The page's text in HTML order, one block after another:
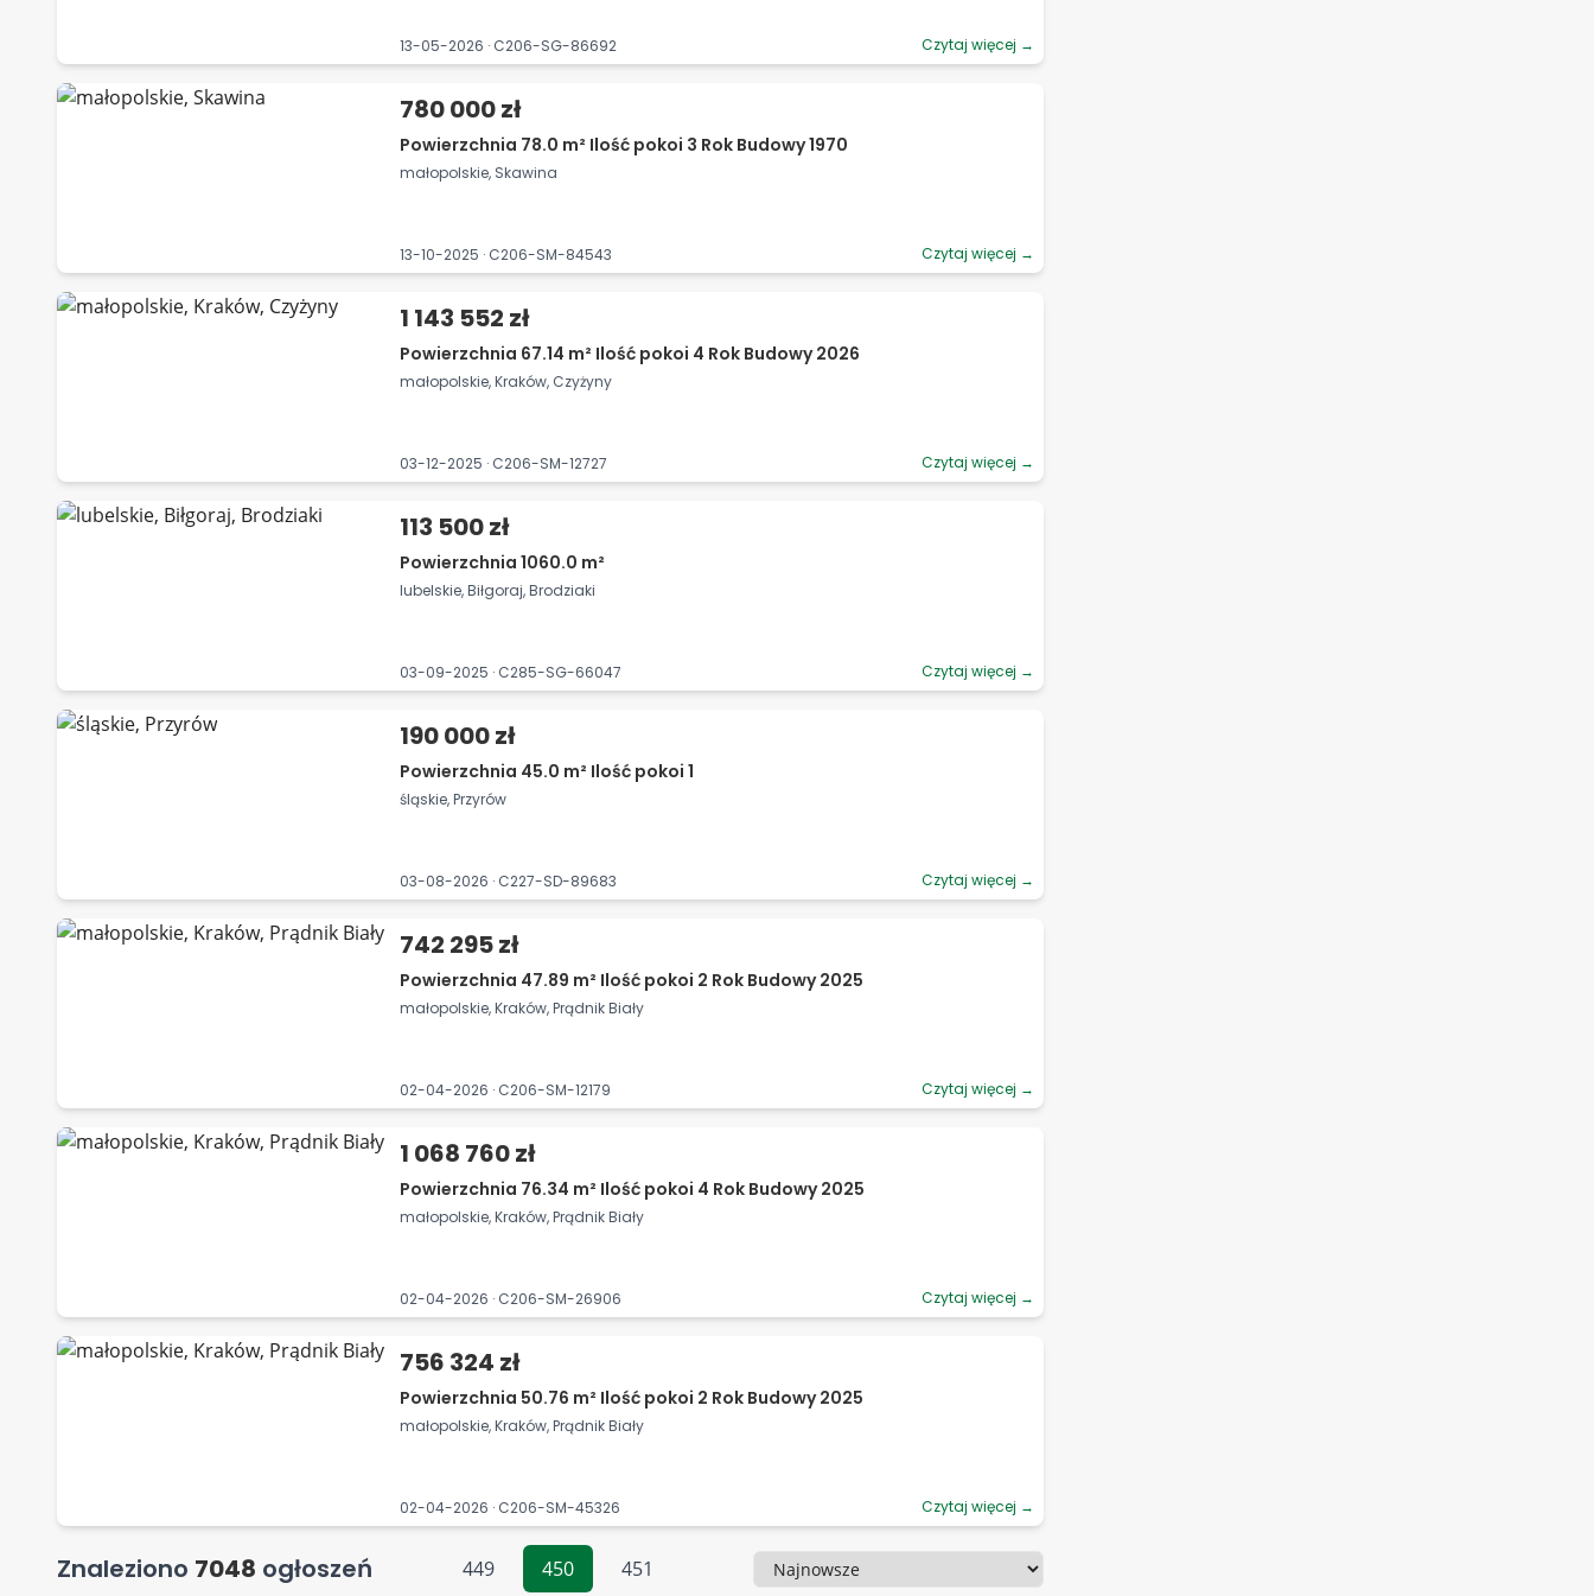
13-05-2026 · C206-SG-86692 Czytaj więcej →
780 000 zł
Powierzchnia 78.0 m² Ilość pokoi 3 Rok Budowy 1970
małopolskie, Skawina
13-10-2025 · C206-SM-84543 Czytaj więcej →
1 143 552 zł
Powierzchnia 67.14 m² Ilość pokoi 4 Rok Budowy 2026
małopolskie, Kraków, Czyżyny
03-12-2025 · C206-SM-12727 Czytaj więcej →
113 500 zł
Powierzchnia 1060.0 m²
lubelskie, Biłgoraj, Brodziaki
03-09-2025 · C285-SG-66047 Czytaj więcej →
190 000 zł
Powierzchnia 45.0 m² Ilość pokoi 1
śląskie, Przyrów
03-08-2026 · C227-SD-89683 Czytaj więcej →
742 295 zł
Powierzchnia 47.89 m² Ilość pokoi 2 Rok Budowy 2025
małopolskie, Kraków, Prądnik Biały
02-04-2026 · C206-SM-12179 Czytaj więcej →
1 068 760 zł
Powierzchnia 76.34 m² Ilość pokoi 4 Rok Budowy 2025
małopolskie, Kraków, Prądnik Biały
02-04-2026 · C206-SM-26906 Czytaj więcej →
756 324 zł
Powierzchnia 50.76 m² Ilość pokoi 2 Rok Budowy 2025
małopolskie, Kraków, Prądnik Biały
02-04-2026 · C206-SM-45326 Czytaj więcej →
Znaleziono 7048 ogłoszeń 449 450 451 Sortowanie